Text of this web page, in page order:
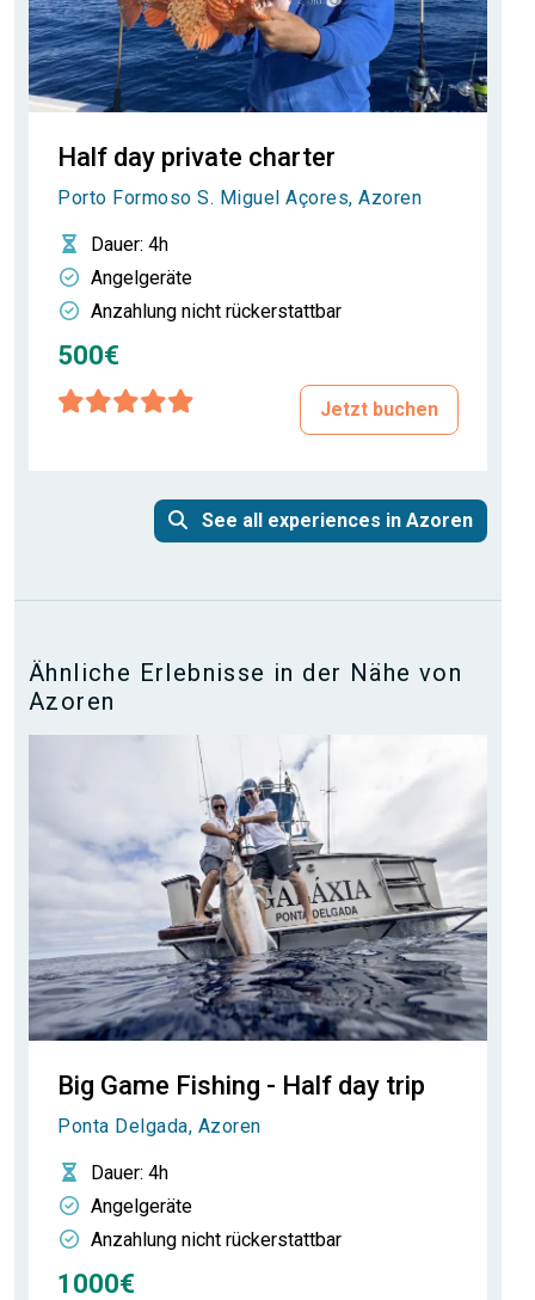
Half day private charter
Porto Formoso S. Miguel Açores, Azoren
Dauer: 4h
Angelgeräte
Anzahlung nicht rückerstattbar
500€
Jetzt buchen
See all experiences in Azoren
Ähnliche Erlebnisse in der Nähe von
Azoren
Big Game Fishing - Half day trip
Ponta Delgada, Azoren
Dauer: 4h
Angelgeräte
Anzahlung nicht rückerstattbar
1000€